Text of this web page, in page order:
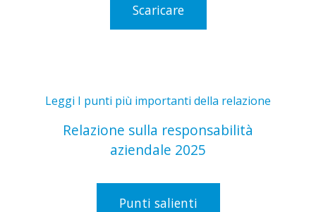
Scaricare
Leggi I punti più importanti della relazione
Relazione sulla responsabilità
aziendale 2025
Punti salienti